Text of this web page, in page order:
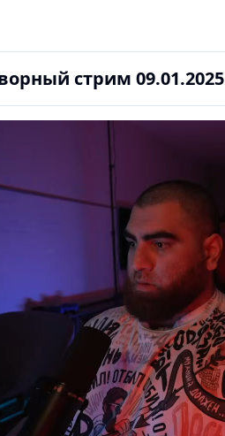
стрим 09.01.2025